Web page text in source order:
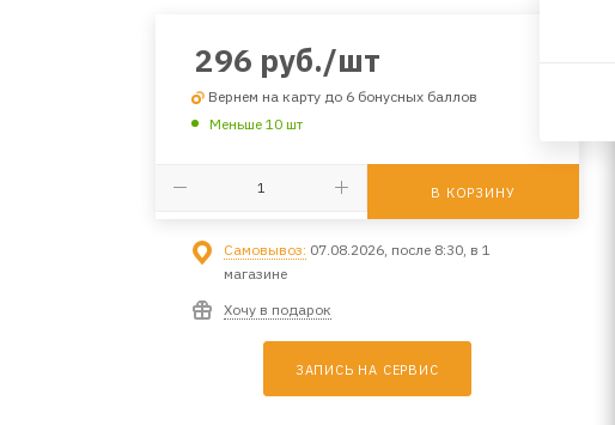
296 руб./шт
Вернем на карту до 6 бонусных баллов
Меньше 10 шт
В КОРЗИНУ
Самовывоз: 07.08.2026, после 8:30, в 1
магазине
Хочу в подарок
ЗАПИСЬ НА СЕРВИС